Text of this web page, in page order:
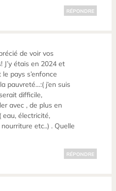
RÉPONDRE
de voir vos
J’y étais en 2024 et
pays s’enfonce
pauvreté…:( j’en suis
difficile,
avec , de plus en
eau, électricité,
etc..) . Quelle
RÉPONDRE